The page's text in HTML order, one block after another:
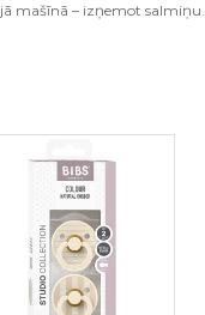
mašīnā – izņemot salmiņu.